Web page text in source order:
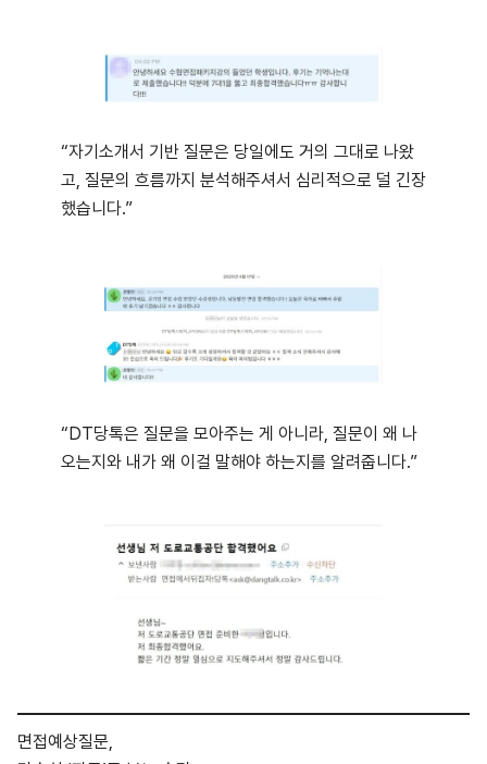
“자기소개서 기반 질문은 당일에도 거의 그대로 나왔
고, 질문의 흐름까지 분석해주셔서 심리적으로 덜 긴장
했습니다.”
“DT당톡은 질문을 모아주는 게 아니라, 질문이 왜 나
오는지와 내가 왜 이걸 말해야 하는지를 알려줍니다.”
면접예상질문,